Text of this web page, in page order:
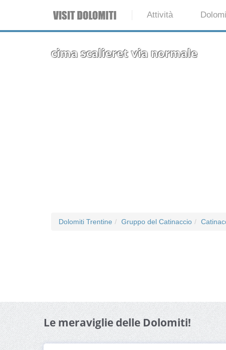
Attività
cima scalieret via normale
Dolomiti Trentine Gruppo del Catinaccio
Le meraviglie delle Dolomiti!